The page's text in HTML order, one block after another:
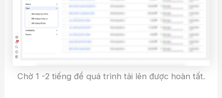
Chờ 1 -2 tiếng để quá trình tải lên được hoàn tất.